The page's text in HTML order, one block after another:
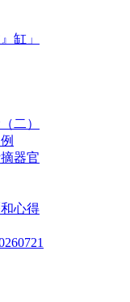
缸」
二）
器官
心得